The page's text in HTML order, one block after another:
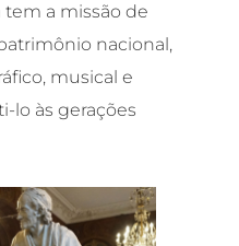
tem a missão de
nacional,
musical e
lo às gerações